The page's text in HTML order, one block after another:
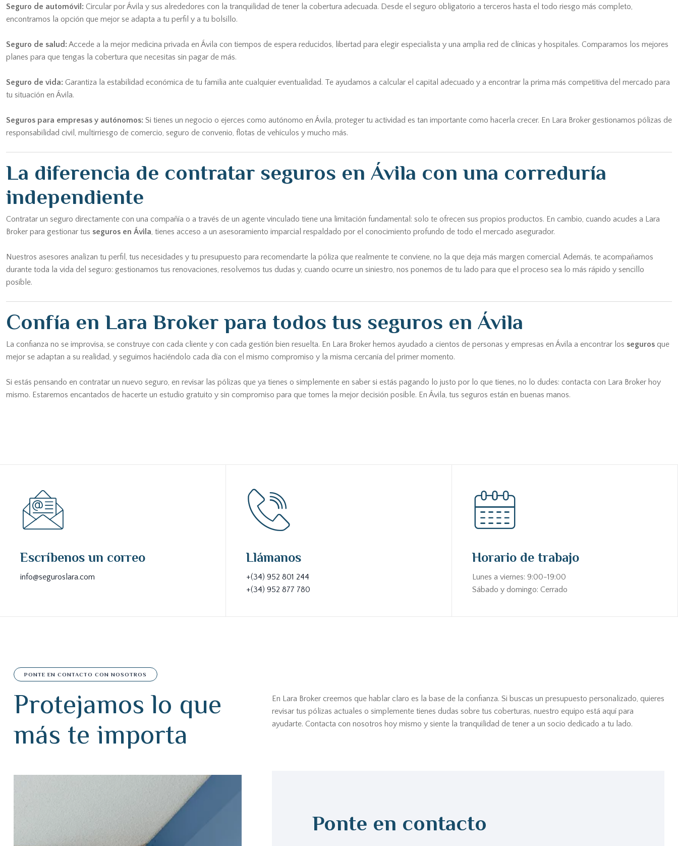
Seguro de automóvil: Circular por Ávila y sus alrededores con la tranquilidad de tener la cobertura adecuada. Desde el seguro obligatorio a terceros hasta el todo riesgo más completo,
encontramos la opción que mejor se adapta a tu perfil y a tu bolsillo.
Seguro de salud:Accede a la mejor medicina privada en Ávila con tiempos de espera reducidos, libertad para elegir especialista y una amplia red de clínicas y hospitales. Comparamos los mejores
planes para que tengas la cobertura que necesitas sin pagar de más.
Seguro de vida: Garantiza la estabilidad económica de tu familia ante cualquier eventualidad. Te ayudamos a calcular el capital adecuado y a encontrar la prima más competitiva del mercado para
tu situación en Ávila.
Seguros para empresas y autónomos: Si tienes un negocio o ejerces como autónomo en Ávila, proteger tu actividad es tan importante como hacerla crecer. En Lara Broker gestionamos pólizas de
responsabilidad civil, multirriesgo de comercio, seguro de convenio, flotas de vehículos y mucho más.
La diferencia de contratar seguros en Ávila con una correduría
independiente
Contratar un seguro directamente con una compañía o a través de un agente vinculado tiene una limitación fundamental: solo te ofrecen sus propios productos. En cambio, cuando acudes a Lara
Broker para gestionar tus seguros en Ávila, tienes acceso a un asesoramiento imparcial respaldado por el conocimiento profundo de todo el mercado asegurador.
Nuestros asesores analizan tu perfil, tus necesidades y tu presupuesto para recomendarte la póliza que realmente te conviene, no la que deja más margen comercial. Además, te acompañamos
durante toda la vida del seguro: gestionamos tus renovaciones, resolvemos tus dudas y, cuando ocurre un siniestro, nos ponemos de tu lado para que el proceso sea lo más rápido y sencillo
posible.
Confía en Lara Broker para todos tus seguros en Ávila
La confianza no se improvisa, se construye con cada cliente y con cada gestión bien resuelta. En Lara Broker hemos ayudado a cientos de personas y empresas en Ávila a encontrar los seguros que
mejor se adaptan a su realidad, y seguimos haciéndolo cada día con el mismo compromiso y la misma cercanía del primer momento.
Si estás pensando en contratar un nuevo seguro, en revisar las pólizas que ya tienes o simplemente en saber si estás pagando lo justo por lo que tienes, no lo dudes: contacta con Lara Broker hoy
mismo. Estaremos encantados de hacerte un estudio gratuito y sin compromiso para que tomes la mejor decisión posible. En Ávila, tus seguros están en buenas manos.
Escríbenos un correo
info@seguroslara.com
Llámanos
+(34) 952 801 244
+(34) 952 877 780
Horario de trabajo
Lunes a viernes: 9:00-19:00
Sábado y domingo: Cerrado
PONTE EN CONTACTO CON NOSOTROS
Protejamos lo que
más te importa
En Lara Broker creemos que hablar claro es la base de la confianza. Si buscas un presupuesto personalizado, quieres
revisar tus pólizas actuales o simplemente tienes dudas sobre tus coberturas, nuestro equipo está aquí para
ayudarte. Contacta con nosotros hoy mismo y siente la tranquilidad de tener a un socio dedicado a tu lado.
Ponte en contacto